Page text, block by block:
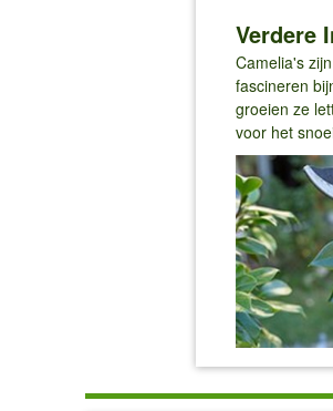
Verdere
Camelia's
fascineren
groeien ze
voor het